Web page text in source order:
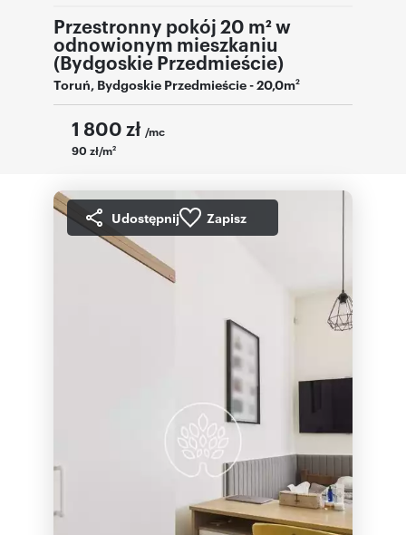
Przestronny pokój 20 m² w
odnowionym mieszkaniu
(Bydgoskie Przedmieście)
Toruń, Bydgoskie Przedmieście- 20,0m2
1 800 zł /mc
90 zł/m2
Udostępnij Zapisz